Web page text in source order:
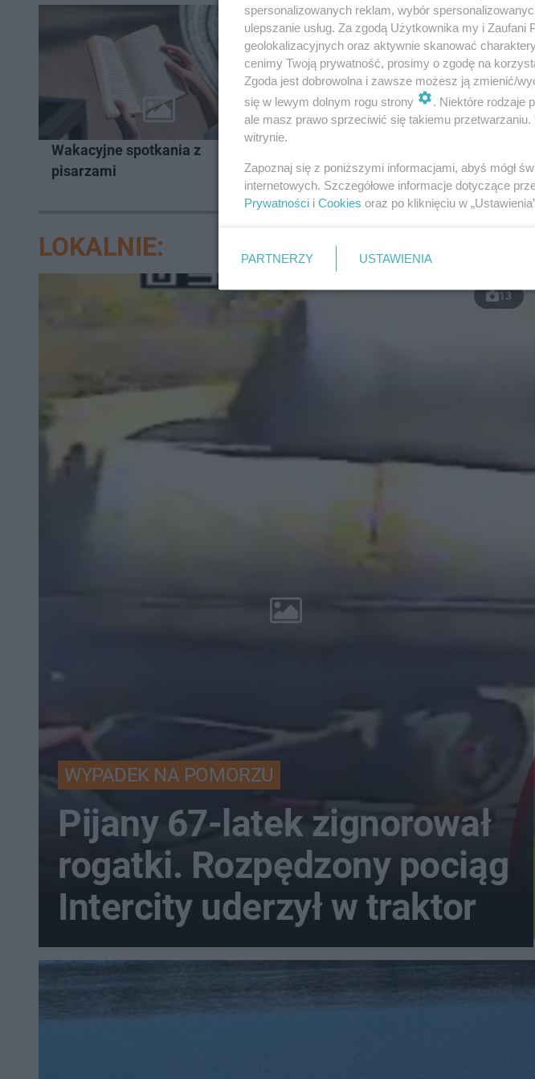
Wakacyjne spotkania z
pisarzami
wrześniu!
LOKALNIE:
13
WYPADEK NA POMORZU
Pijany 67-latek zignorował
rogatki. Rozpędzony pociąg
Intercity uderzył w traktor
spersonalizowanych reklam, wybór
ulepszanie usług. Za zgodą Użytkownika my i
geolokalizacyjnych oraz aktywnie skanować
cenimy Twoją prywatność, prosimy o zgodę na
Zgoda jest dobrowolna i zawsze możesz ją zmienić/
się w lewym dolnym rogu strony
. Niektóre rodzaje
ale masz prawo sprzeciwić się takiemu
witrynie.
Zapoznaj się z poniższymi informacjami, abyś mógł
internetowych. Szczegółowe informacje dotyczące
Prywatności i Cookies oraz po kliknięciu w
PARTNERZY USTAWIENIA